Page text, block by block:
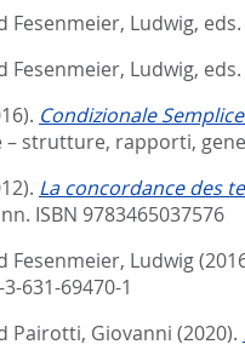
Fesenmeier, Ludwig, eds.
Fesenmeier, Ludwig, eds.
Condizionale
– strutture, rapporti,
La concordance des
ISBN 9783465037576
Fesenmeier, Ludwig
631-69470-1
Pairotti, Giovanni (2020).